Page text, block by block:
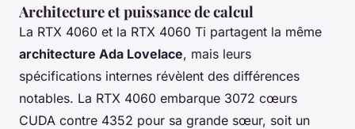
Architecture et puissance de calcul
La RTX 4060 et la RTX 4060 Ti partagent la même
architecture Ada Lovelace, mais leurs
spécifications internes révèlent des différences
notables. La RTX 4060 embarque 3072 cœurs
CUDA contre 4352 pour sa grande sœur, soit un